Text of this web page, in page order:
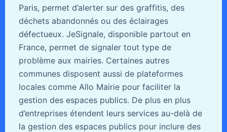
Paris, permet d’alerter sur des graffitis, des
déchets abandonnés ou des éclairages
défectueux. JeSignale, disponible partout en
France, permet de signaler tout type de
problème aux mairies. Certaines autres
communes disposent aussi de plateformes
locales comme Allo Mairie pour faciliter la
gestion des espaces publics. De plus en plus
d’entreprises étendent leurs services au-delà de
la gestion des espaces publics pour inclure des